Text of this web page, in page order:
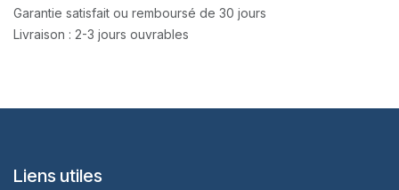
Garantie satisfait ou remboursé de 30 jours
Livraison : 2-3 jours ouvrables
Liens utiles